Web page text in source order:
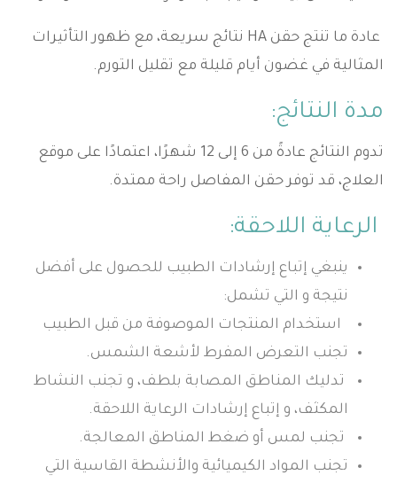
عادة ما تنتج حقن HA نتائج سريعة، مع ظهور التأثيرات
المثالية في غضون أيام قليلة مع تقليل التورم.
مدة النتائج:
تدوم النتائج عادةً من 6 إلى 12 شهرًا، اعتمادًا على موقع
العلاج، قد توفر حقن المفاصل راحة ممتدة.
الرعاية اللاحقة:
ينبغي إتباع إرشادات الطبيب للحصول على أفضل
نتيجة و التي تشمل:
استخدام المنتجات الموصوفة من قبل الطبيب
تجنب التعرض المفرط لأشعة الشمس.
تدليك المناطق المصابة بلطف، و تجنب النشاط
المكثف، و إتباع إرشادات الرعاية اللاحقة.
تجنب لمس أو ضغط المناطق المعالجة.
تجنب المواد الكيميائية والأنشطة القاسية التي